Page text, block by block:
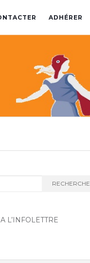
ADHÉRER
RECHERCHE
L’INFOLETTRE